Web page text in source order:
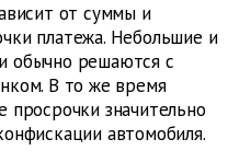
от суммы и
платежа. Небольшие и
обычно решаются с
В то же время
просрочки значительно
автомобиля.